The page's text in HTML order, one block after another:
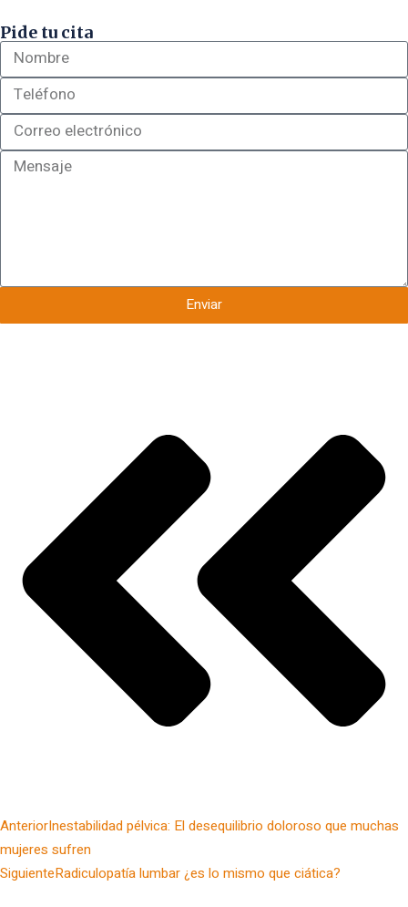
Pide tu cita
Enviar
AnteriorInestabilidad pélvica: El desequilibrio doloroso que muchas
mujeres sufren
SiguienteRadiculopatía lumbar ¿es lo mismo que ciática?